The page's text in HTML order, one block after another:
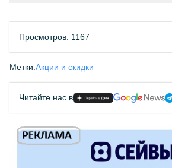
Просмотров: 1167
Метки:Акции и скидки
Читайте нас в